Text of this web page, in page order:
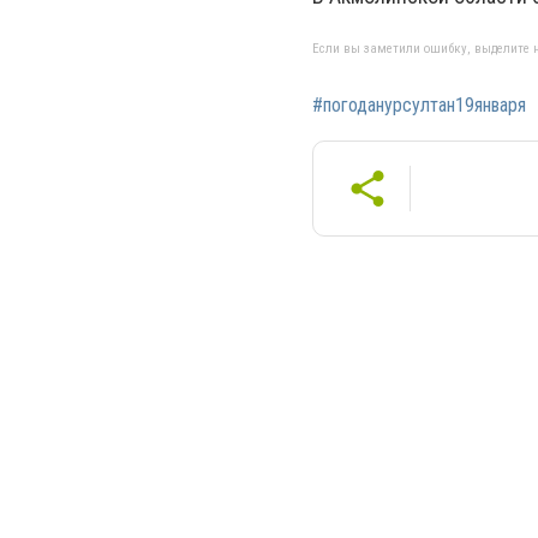
Если вы заметили ошибку, выделите
#погоданурсултан19января